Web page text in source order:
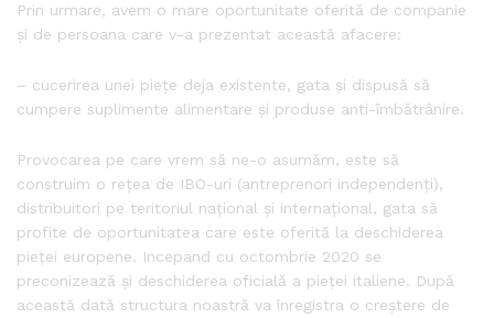
Prin urmare, avem o mare oportunitate oferită de companie
și de persoana care v-a prezentat această afacere:
– cucerirea unei piețe deja existente, gata și dispusă să
cumpere suplimente alimentare și produse anti-îmbătrânire.
Provocarea pe care vrem să ne-o asumăm, este să
construim o rețea de IBO-uri (antreprenori independenți),
distribuitori pe teritoriul național și internațional, gata să
profite de oportunitatea care este oferită la deschiderea
pieței europene. Incepand cu octombrie 2020 se
preconizează și deschiderea oficială a pieței italiene. După
această dată structura noastră va înregistra o creștere de